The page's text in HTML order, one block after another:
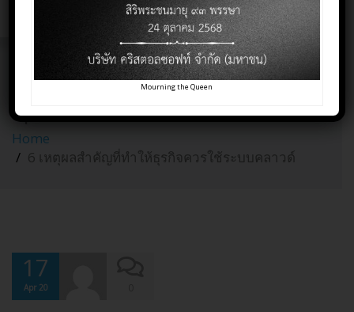
Toggle
6 เหตุผลสำคัญที่ทำให้
ธุรกิจควรใช้ระบบคลาวด์
Home
6 เหตุผลสำคัญที่ทำให้ธุรกิจควรใช้ระบบคลาวด์
17
Apr 20
Mourning the Queen